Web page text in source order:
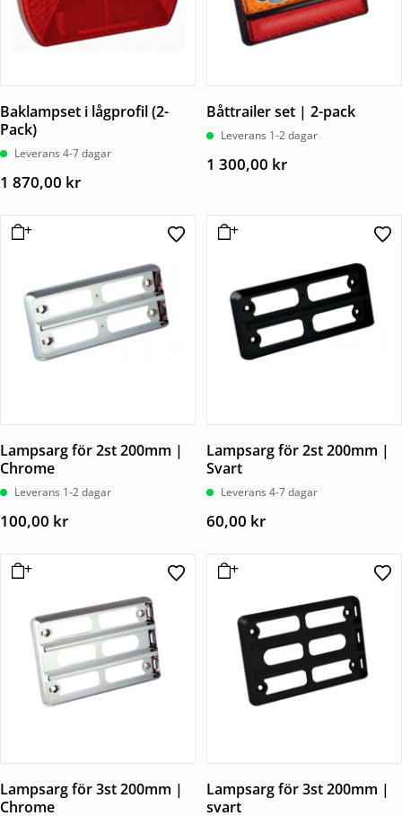
Baklampset i lågprofil (2-
Pack)
Leverans 4-7 dagar
1 870,00 kr
Båttrailer set | 2-pack
Leverans 1-2 dagar
1 300,00 kr
Lampsarg för 2st 200mm |
Chrome
Leverans 1-2 dagar
100,00 kr
Lampsarg för 2st 200mm |
Svart
Leverans 4-7 dagar
60,00 kr
Lampsarg för 3st 200mm |
Chrome
Lampsarg för 3st 200mm |
svart